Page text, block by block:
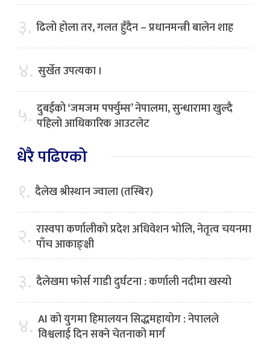
३. ढिलो होला तर, गलत हुँदैन – प्रधानमन्त्री बालेन शाह
४. सुर्खेत उपत्यका ।
५. दुबईको ‘जमजम पर्फ्युम्स’ नेपालमा, सुन्धारामा खुल्दै
पहिलो आधिकारिक आउटलेट
धेरै पढिएको
१. दैलेख श्रीस्थान ज्वाला (तस्बिर)
२. रास्वपा कर्णालीको प्रदेश अधिवेशन भोलि, नेतृत्व चयनमा
पाँच आकाङ्क्षी
३. दैलेखमा फोर्स गाडी दुर्घटना : कर्णाली नदीमा खस्यो
४. AI को युगमा हिमालयन सिद्धमहायोग : नेपालले
विश्वलाई दिन सक्ने चेतनाको मार्ग